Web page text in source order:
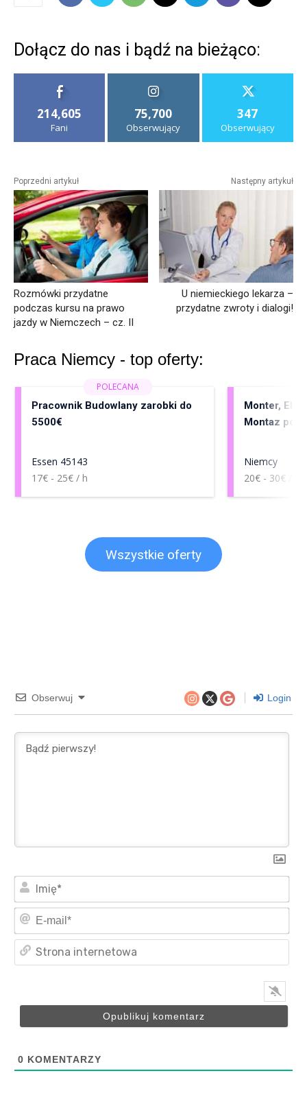
Dołącz do nas i bądź na bieżąco:
214,605
Fani
75,700
Obserwujący
347
Obserwujący
Poprzedni artykuł
Rozmówki przydatne
podczas kursu na prawo
jazdy w Niemczech – cz. II
Następny artykuł
U niemieckiego lekarza –
przydatne zwroty i dialogi!
Praca Niemcy - top oferty:
Pracownik Budowlany zarobki do
5500€
Essen 45143
17€ - 25€ / h
Monter,
Montaz
Niemcy
20€ - 30€ / h
Wszystkie oferty
Obserwuj Login
E-
0 KOMENTARZY